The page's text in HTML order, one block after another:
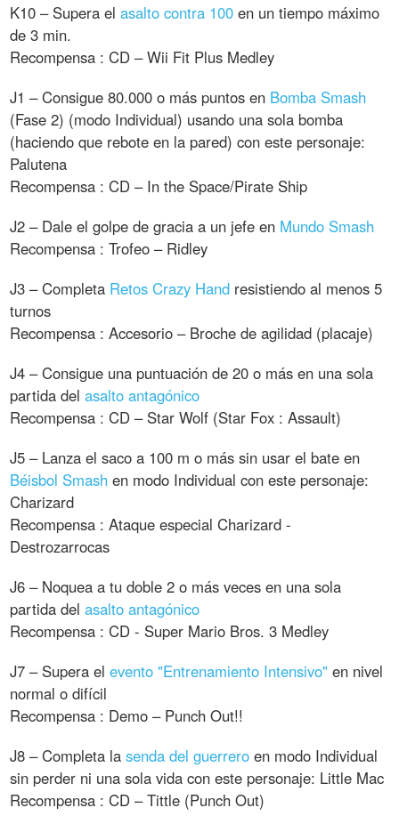
K10 – Supera elasalto contra 100 en un tiempo máximo
de 3 min.
Recompensa : CD – Wii Fit Plus Medley
J1 – Consigue 80.000 o más puntos en Bomba Smash
(Fase 2) (modo Individual) usando una sola bomba
(haciendo que rebote en la pared) con este personaje:
Palutena
Recompensa : CD – In the Space/Pirate Ship
J2 – Dale el golpe de gracia a un jefe en Mundo Smash
Recompensa : Trofeo – Ridley
J3 – Completa Retos Crazy Hand resistiendo al menos 5
turnos
Recompensa : Accesorio – Broche de agilidad (placaje)
J4 – Consigue una puntuación de 20 o más en una sola
partida delasalto antagónico
Recompensa : CD – Star Wolf (Star Fox : Assault)
J5 – Lanza el saco a 100 m o más sin usar el bate en
Béisbol Smash en modo Individual con este personaje:
Charizard
Recompensa : Ataque especial Charizard -
Destrozarrocas
J6 – Noquea a tu doble 2 o más veces en una sola
partida delasalto antagónico
Recompensa : CD - Super Mario Bros. 3 Medley
J7 – Supera elevento "Entrenamiento Intensivo" en nivel
normal o difícil
Recompensa : Demo – Punch Out!!
J8 – Completa lasenda del guerrero en modo Individual
sin perder ni una sola vida con este personaje: Little Mac
Recompensa : CD – Tittle (Punch Out)